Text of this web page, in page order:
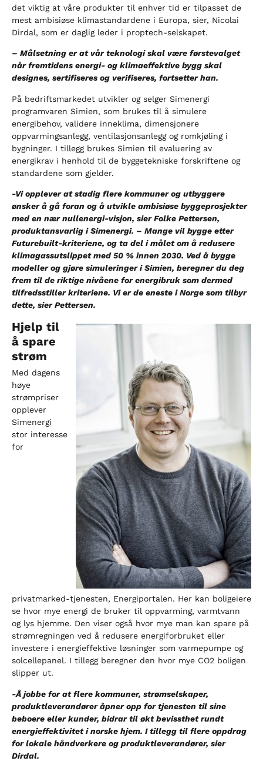
det viktig at våre produkter til enhver tid er tilpasset de
mest ambisiøse klimastandardene i Europa, sier, Nicolai
Dirdal, som er daglig leder i proptech-selskapet.
– Målsetning er at vår teknologi skal være førstevalget
når fremtidens energi- og klimaeffektive bygg skal
designes, sertifiseres og verifiseres, fortsetter han.
På bedriftsmarkedet utvikler og selger Simenergi
programvaren Simien, som brukes til å simulere
energibehov, validere inneklima, dimensjonere
oppvarmingsanlegg, ventilasjonsanlegg og romkjøling i
bygninger. I tillegg brukes Simien til evaluering av
energikrav i henhold til de byggetekniske forskriftene og
standardene som gjelder.
-Vi opplever at stadig flere kommuner og utbyggere
ønsker å gå foran og å utvikle ambisiøse byggeprosjekter
med en nær nullenergi-visjon, sier Folke Pettersen,
produktansvarlig i Simenergi. – Mange vil bygge etter
Futurebuilt-kriteriene, og ta del i målet om å redusere
klimagassutslippet med 50 % innen 2030. Ved å bygge
modeller og gjøre simuleringer i Simien, beregner du deg
frem til de riktige nivåene for energibruk som dermed
tilfredsstiller kriteriene. Vi er de eneste i Norge som tilbyr
dette, sier Pettersen.
Hjelp til
å spare
strøm
Med dagens
høye
strømpriser
opplever
Simenergi
stor interesse
for
privatmarked-tjenesten, Energiportalen. Her kan boligeiere
se hvor mye energi de bruker til oppvarming, varmtvann
og lys hjemme. Den viser også hvor mye man kan spare på
strømregningen ved å redusere energiforbruket eller
investere i energieffektive løsninger som varmepumpe og
solcellepanel. I tillegg beregner den hvor mye CO2 boligen
slipper ut.
-Å jobbe for at flere kommuner, strømselskaper,
produktleverandører åpner opp for tjenesten til sine
beboere eller kunder, bidrar til økt bevissthet rundt
energieffektivitet i norske hjem. I tillegg til flere oppdrag
for lokale håndverkere og produktleverandører, sier
Dirdal.